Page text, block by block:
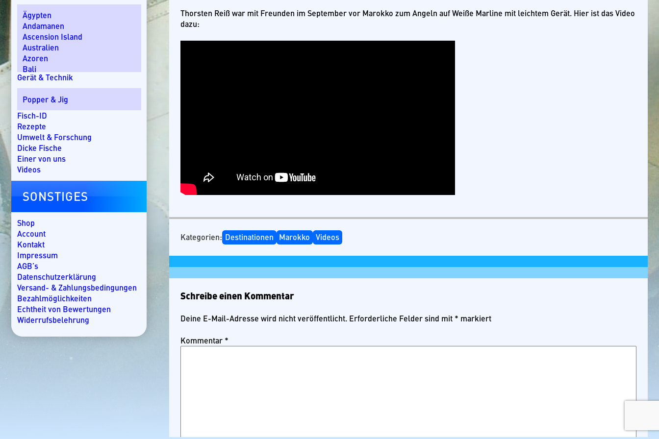
Thorsten Reiß war mit Freunden im September vor Marokko zum Angeln auf Weiße Marline mit leichtem Gerät. Hier ist das Video
dazu:
Kategorien: Destinationen Marokko Videos
Schreibe einen Kommentar
Deine E-Mail-Adresse wird nicht veröffentlicht. Erforderliche Felder sind mit * markiert
Kommentar *
Ägypten
Andamanen
Ascension Island
Australien
Azoren
Bali
Bom Bom Island
Costa Rica
Dänemark
Dominikanische Republik
Ebro-Delta
England
Florida
Griechenland
Guatemala
Kap Verde
Kroatien
Kuba
Lakkadiven
Madagaskar
Malaysia
Malediven
Mallorca
Marokko
Mauritius
Mexiko
Namibia
Gerät & Technik
Popper & Jig
Fisch-ID
Rezepte
Umwelt & Forschung
Dicke Fische
Einer von uns
Videos
SONSTIGES
Shop
Account
Kontakt
Impressum
AGB’s
Datenschutzerklärung
Versand- & Zahlungsbedingungen
Bezahlmöglichkeiten
Echtheit von Bewertungen
Widerrufsbelehrung